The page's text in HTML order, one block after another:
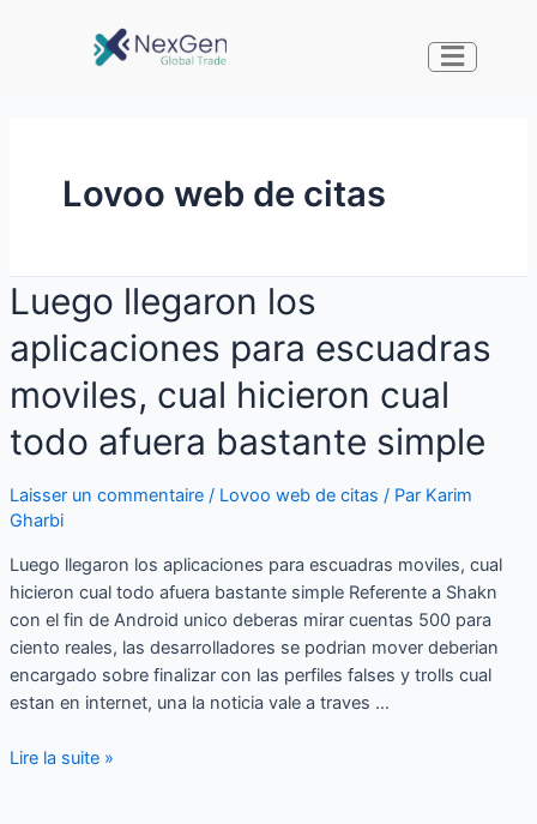
Lovoo web de citas
Luego llegaron los
aplicaciones para escuadras
moviles, cual hicieron cual
todo afuera bastante simple
Laisser un commentaire / Lovoo web de citas / Par Karim
Gharbi
Luego llegaron los aplicaciones para escuadras moviles, cual
hicieron cual todo afuera bastante simple Referente a Shakn
con el fin de Android unico deberas mirar cuentas 500 para
ciento reales, las desarrolladores se podri­an mover deberian
encargado sobre finalizar con las perfiles falses y trolls cual
estan en internet, una la noticia vale a traves …
Lire la suite »